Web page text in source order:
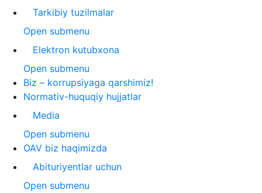
Tarkibiy tuzilmalar
Open submenu
Elektron kutubxona
Open submenu
Biz – korrupsiyaga qarshimiz!
Normativ-huquqiy hujjatlar
Media
Open submenu
OAV biz haqimizda
Abituriyentlar uchun
Open submenu